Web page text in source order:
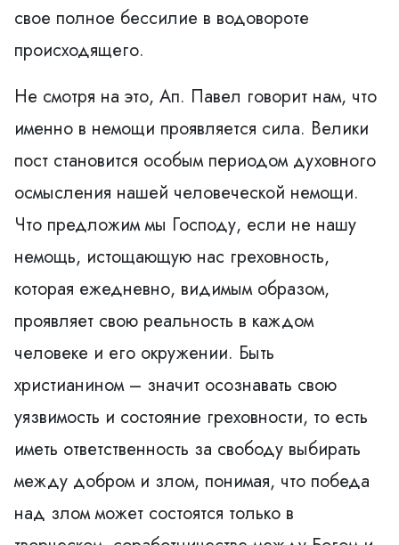
свое полное бессилие в водовороте
происходящего.
Не смотря на это, Ап. Павел говорит нам, что
именно в немощи проявляется сила. Велики
пост становится особым периодом духовного
осмысления нашей человеческой немощи.
Что предложим мы Господу, если не нашу
немощь, истощающую нас греховность,
которая ежедневно, видимым образом,
проявляет свою реальность в каждом
человеке и его окружении. Быть
христианином – значит осознавать свою
уязвимость и состояние греховности, то есть
иметь ответственность за свободу выбирать
между добром и злом, понимая, что победа
над злом может состоятся только в